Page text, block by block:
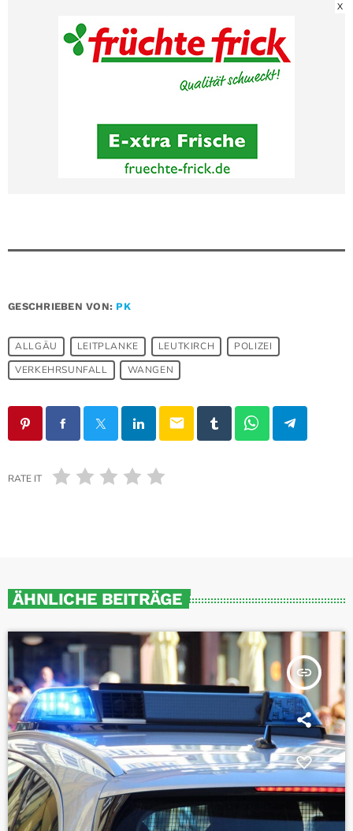
X
GESCHRIEBEN VON: PK
ALLGÄU LEITPLANKE LEUTKIRCH
POLIZEI
VERKEHRSUNFALL
WANGEN
email
RATE IT
ÄHNLICHE BEITRÄGE
insert_link